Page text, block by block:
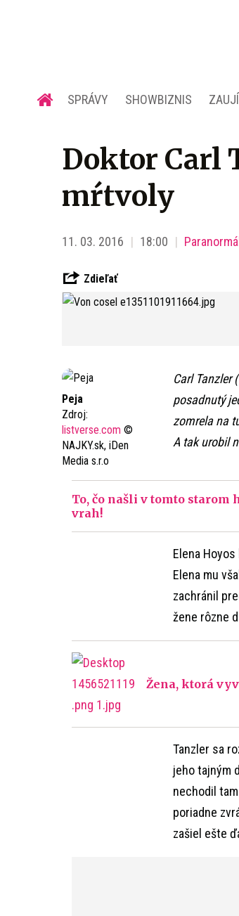
SPRÁVY SHOWBIZNIS
Doktor Carl
mŕtvoly
11. 03. 2016 18:00
Zdieľať
Peja
Zdroj:
listverse.com ©
NAJKY.sk, iDen
Media s.r.o
Carl Tanzler
posadnutý
zomrela na
A tak urobil
To, čo našli v tomto
vrah!
Elena
Elena mu
zachránil
žene rôzne
Žena, ktorá
Tanzler sa
jeho tajným
nechodil
poriadne
zašiel ešte